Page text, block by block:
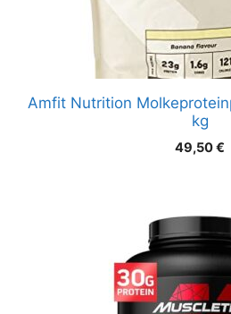
Amfit Nutrition
kg
49,50€